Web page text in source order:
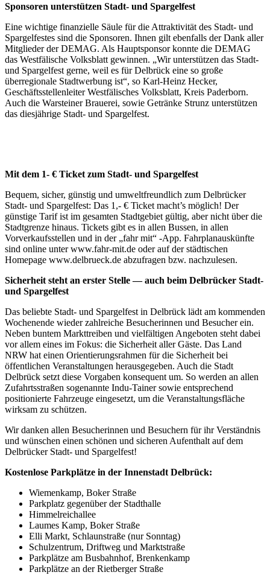
Sponsoren unterstützen Stadt- und Spargelfest
Eine wichtige finanzielle Säule für die Attraktivität des Stadt- und
Spargelfestes sind die Sponsoren. Ihnen gilt ebenfalls der Dank aller
Mitglieder der DEMAG. Als Hauptsponsor konnte die DEMAG
das Westfälische Volksblatt gewinnen. „Wir unterstützen das Stadt-
und Spargelfest gerne, weil es für Delbrück eine so große
überregionale Stadtwerbung ist“, so Karl-Heinz Hecker,
Geschäftsstellenleiter Westfälisches Volksblatt, Kreis Paderborn.
Auch die Warsteiner Brauerei, sowie Getränke Strunz unterstützen
das diesjährige Stadt- und Spargelfest.
Mit dem 1- € Ticket zum Stadt- und Spargelfest
Bequem, sicher, günstig und umweltfreundlich zum Delbrücker
Stadt- und Spargelfest: Das 1,- € Ticket macht’s möglich! Der
günstige Tarif ist im gesamten Stadtgebiet gültig, aber nicht über die
Stadtgrenze hinaus. Tickets gibt es in allen Bussen, in allen
Vorverkaufsstellen und in der „fahr mit“ -App. Fahrplanauskünfte
sind online unter www.fahr-mit.de oder auf der städtischen
Homepage www.delbrueck.de abzufragen bzw. nachzulesen.
Sicherheit steht an erster Stelle — auch beim Delbrücker Stadt-
und Spargelfest
Das beliebte Stadt- und Spargelfest in Delbrück lädt am kommenden
Wochenende wieder zahlreiche Besucherinnen und Besucher ein.
Neben buntem Markttreiben und vielfältigen Angeboten steht dabei
vor allem eines im Fokus: die Sicherheit aller Gäste. Das Land
NRW hat einen Orientierungsrahmen für die Sicherheit bei
öffentlichen Veranstaltungen herausgegeben. Auch die Stadt
Delbrück setzt diese Vorgaben konsequent um. So werden an allen
Zufahrtsstraßen sogenannte Indu-Tainer sowie entsprechend
positionierte Fahrzeuge eingesetzt, um die Veranstaltungsfläche
wirksam zu schützen.
Wir danken allen Besucherinnen und Besuchern für ihr Verständnis
und wünschen einen schönen und sicheren Aufenthalt auf dem
Delbrücker Stadt- und Spargelfest!
Kostenlose Parkplätze in der Innenstadt Delbrück:
Wiemenkamp, Boker Straße
Parkplatz gegenüber der Stadthalle
Himmelreichallee
Laumes Kamp, Boker Straße
Elli Markt, Schlaunstraße (nur Sonntag)
Schulzentrum, Driftweg und Marktstraße
Parkplätze am Busbahnhof, Brenkenkamp
Parkplätze an der Rietberger Straße